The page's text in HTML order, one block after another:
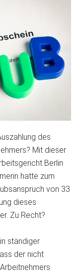
des
Mit dieser
Berlin
hatte zum
von 33
dieses
Zu Recht?
ständiger
der nicht